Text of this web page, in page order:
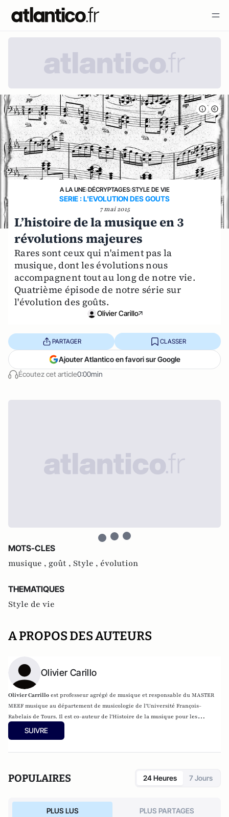
A LA UNE›DÉCRYPTAGES›STYLE DE VIE
SERIE : L'EVOLUTION DES GOUTS
7 mai 2015
L’histoire de la musique en 3
révolutions majeures
Rares sont ceux qui n'aiment pas la
musique, dont les évolutions nous
accompagnent tout au long de notre vie.
Quatrième épisode de notre série sur
l'évolution des goûts.
Olivier Carillo
Écoutez cet article0:00min
PARTAGER CLASSER
Ajouter Atlantico en favori sur Google
MOTS-CLES
musique , goût , Style , évolution
THEMATIQUES
Style de vie
A PROPOS DES AUTEURS
Olivier Carillo
Olivier Carrillo est professeur agrégé de musique et responsable du MASTER
MEEF musique au département de musicologie de l'Université François-
Rabelais de Tours. Il est co-auteur de l'Histoire de la musique pour les
(éditions First).
SUIVRE
POPULAIRES 24 Heures 7 Jours
PLUS LUS PLUS PARTAGES